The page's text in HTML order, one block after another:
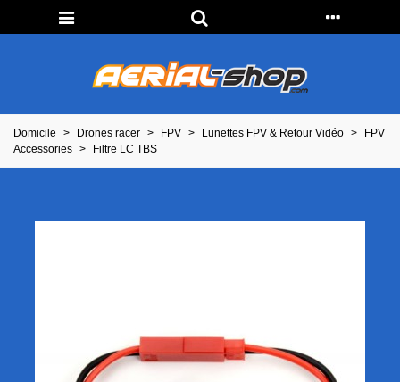
Domicile > Drones racer > FPV > Lunettes FPV & Retour Vidéo >
FPV
Accessories > Filtre LC TBS